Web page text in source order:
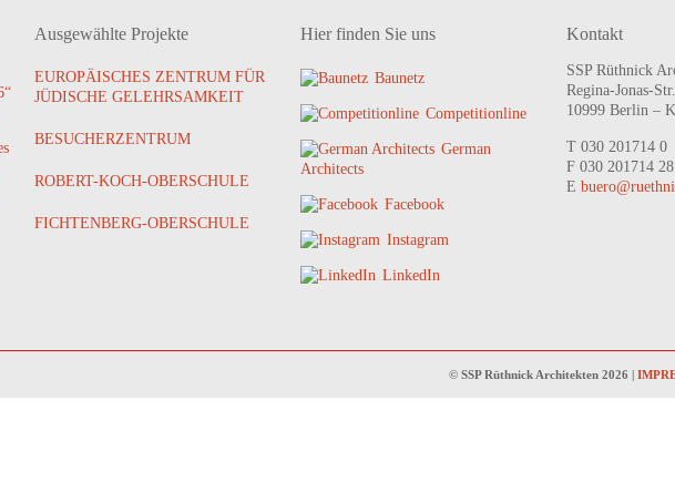
Ausgewählte Projekte
EUROPÄISCHES ZENTRUM FÜR
JÜDISCHE GELEHRSAMKEIT
BESUCHERZENTRUM
ROBERT-KOCH-OBERSCHULE
FICHTENBERG-OBERSCHULE
Hier finden Sie uns
Baunetz
Competitionline
German
Architects
Facebook
Instagram
LinkedIn
Kontakt
SSP Rüthnick
Regina-Jonas-
10999 Berlin –
T 030 201714 0
F 030 201714 28
E
© SSP Rüthnick Architekten 2026 |